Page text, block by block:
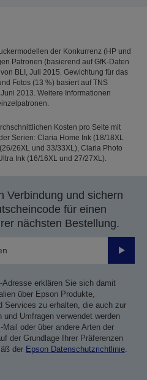
der Konkurrenz (HP und
Patronen (basierend auf GfK-Daten
BLI, Juli 2015. Gewichtung für das
Fotos (13 %) basiert auf TNS
Juni 2013. Weitere Informationen
Kosten pro Seite mit
Serien: Claria Home Ink (18/18XL
26XL und 33/33XL), Claria Photo
Ink (16/16XL und 27/27XL).
Verbindung und sichern
für einen
nächsten Bestellung.
erklären Sie sich damit
über Epson Produkte,
Services zu erhalten, die auch zur
Umfragen verwendet werden
oder über andere Arten der
der Grundlage Ihrer Präferenzen
der Epson Datenschutzrichtlinie